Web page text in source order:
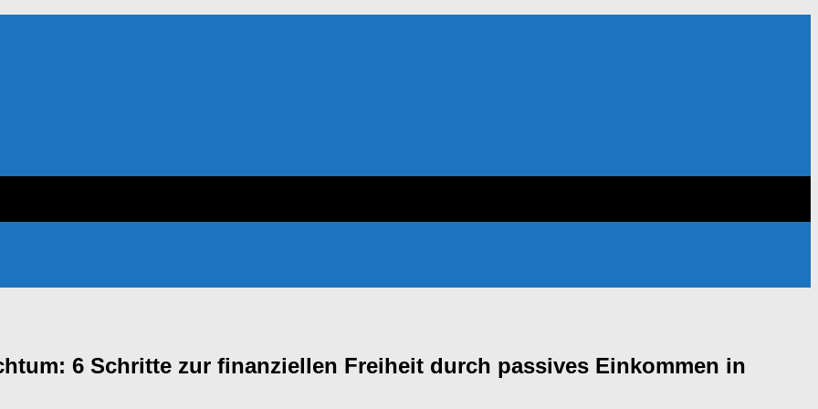
6 Schritte zur finanziellen Freiheit durch passives Einkommen in